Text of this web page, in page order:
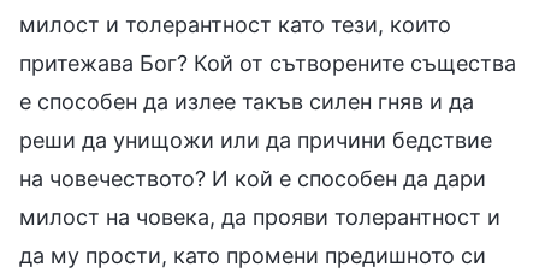
милост и толерантност като тези, които
притежава Бог? Кой от сътворените същества
е способен да излее такъв силен гняв и да
реши да унищожи или да причини бедствие
на човечеството? И кой е способен да дари
милост на човека, да прояви толерантност и
да му прости, като промени предишното си